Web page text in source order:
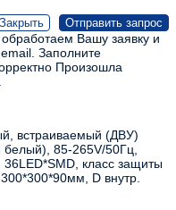
Вашу заявку и
Заполните
Произошла
встраиваемый (ДВУ)
85-265V/50Гц,
класс защиты
D внутр.